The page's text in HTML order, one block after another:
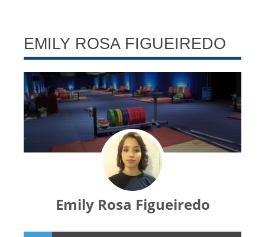
EMILY ROSA FIGUEIREDO
Emily Rosa Figueiredo